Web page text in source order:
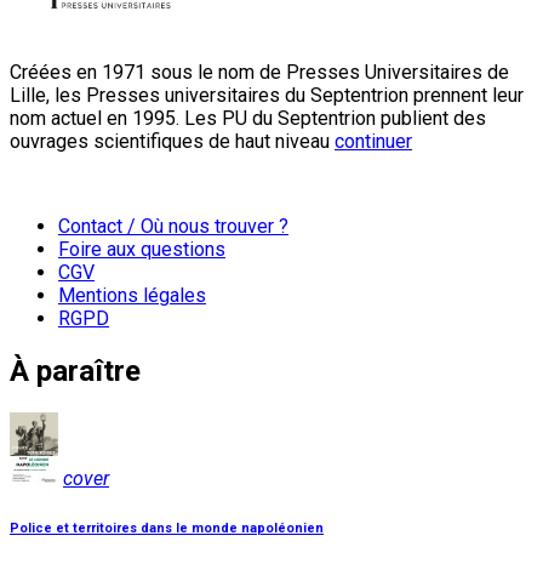
Créées en 1971 sous le nom de Presses Universitaires de
Lille, les Presses universitaires du Septentrion prennent leur
nom actuel en 1995. Les PU du Septentrion publient des
ouvrages scientifiques de haut niveau continuer
Contact / Où nous trouver ?
Foire aux questions
CGV
Mentions légales
RGPD
À paraître
cover
Police et territoires dans le monde napoléonien